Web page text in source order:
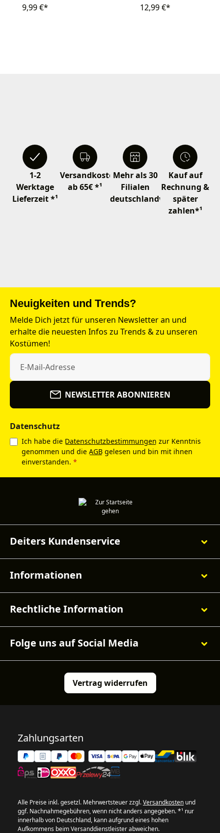
9,99 €*
12,99 €*
1-2
Werktage
Lieferzeit *¹
Versandkostenfrei
ab 65€ *¹
Mehr als 30
Filialen
deutschlandweit
Kauf auf
Rechnung &
später
zahlen*¹
Neuigkeiten und Trends?
Melde Dich jetzt für unseren Newsletter an und
erhalte die neuesten Infos zu Trends & zu unseren
Kostümen!
NEWSLETTER ABONNIEREN
Datenschutz
Ich habe die Datenschutzbestimmungen zur Kenntnis
genommen und die AGB gelesen und bin mit ihnen
einverstanden. *
Deiters Kundenservice
Informationen
Rechtliche Information
Folge uns auf Social Media
Vertrag widerrufen
Zahlungsarten
Alle Preise inkl. gesetzl. Mehrwertsteuer zzgl.Versandkosten und
ggf. Nachnahmegebühren, wenn nicht anders angegeben. *¹ nur
innerhalb von Deutschland, kann aufgrund eines hohen
Aufkommens beim Versanddienstleister abweichen.